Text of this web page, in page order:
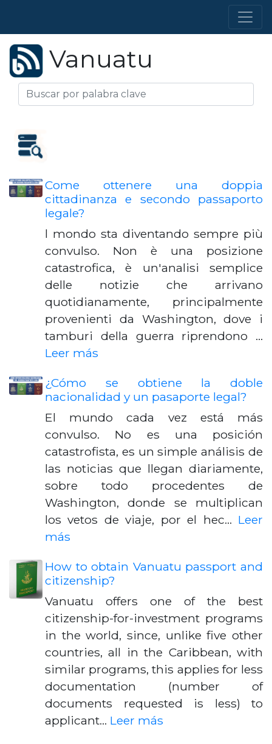
Vanuatu
Come ottenere una doppia
cittadinanza e secondo passaporto
legale?
l mondo sta diventando sempre più
convulso. Non è una posizione
catastrofica, è un'analisi semplice
delle notizie che arrivano
quotidianamente, principalmente
provenienti da Washington, dove i
tamburi della guerra riprendono …
Leer más
¿Cómo se obtiene la doble
nacionalidad y un pasaporte legal?
El mundo cada vez está más
convulso. No es una posición
catastrofista, es un simple análisis de
las noticias que llegan diariamente,
sobre todo procedentes de
Washington, donde se multiplican
los vetos de viaje, por el hec… Leer
más
How to obtain Vanuatu passport and
citizenship?
Vanuatu offers one of the best
citizenship-for-investment programs
in the world, since, unlike five other
countries, all in the Caribbean, with
similar programs, this applies for less
documentation (number of
documents requested is less) to
applicant… Leer más